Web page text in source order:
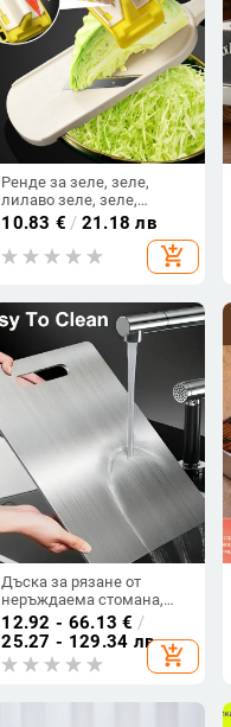
Ренде за зеле, зеле,
лилаво зеле, зеле,
зеленчукова салата,
скрийнсейвър, шредер,
артефакт, кухненски резач
10.83 € / 21.18 лв
add_shopping_cart
Дъска за рязане от
неръждаема стомана,
двустранна,
антибактериална,
устойчива на плесени,
удебелена конструкция,
12.92 - 66.13 € /
25.27 - 129.34 лв
add_shopping_cart